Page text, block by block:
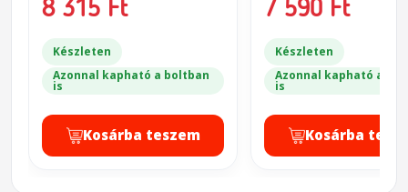
Ares Expedition -
8 315 Ft
Készleten
Azonnal kapható a boltban
is
Kosárba teszem
Ares Expedition -
7 590 Ft
Készleten
Azonnal kapható a
is
Kosárba